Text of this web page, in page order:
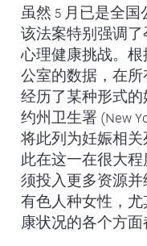
虽然 5 月已是全
该法案特别强调
心理健康挑战。根
公室的数据，在所
经历了某种形式的
约州卫生署 (New
将此列为妊娠相
此在这一在很大
须投入更多资源并
有色人种女性，
康状况的各个方面